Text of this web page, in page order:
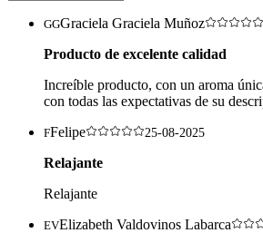
GGGraciela Graciela Muñoz
Producto de excelente calidad
Increíble producto, con un aroma
con todas las expectativas de su
FFelipe 25-08-2025
Relajante
Relajante
EVElizabeth Valdovinos Labarca